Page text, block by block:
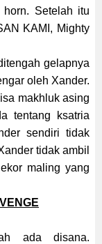
Setelah itu
KAMI, Mighty
gelapnya
oleh Xander.
makhluk asing
tentang ksatria
sendiri tidak
tidak ambil
maling yang
ada disana.